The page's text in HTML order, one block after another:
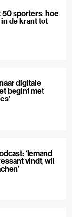
50 sporters: hoe
de krant tot
digitale
begint met
‘Iemand
vindt, wil